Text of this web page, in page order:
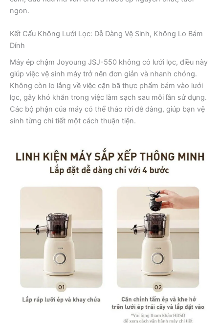
ngon.
Kết Cấu Không Lưới Lọc: Dễ Dàng Vệ Sinh, Không Lo Bám
Dính
Máy ép chậm Joyoung JSJ-550 không có lưới lọc, điều này
giúp việc vệ sinh máy trở nên đơn giản và nhanh chóng.
Không còn lo lắng về việc cặn bã thực phẩm bám vào lưới
lọc, gây khó khăn trong việc làm sạch sau mỗi lần sử dụng.
Các bộ phận của máy có thể tháo rời dễ dàng, giúp bạn vệ
sinh từng chi tiết một cách thuận tiện.